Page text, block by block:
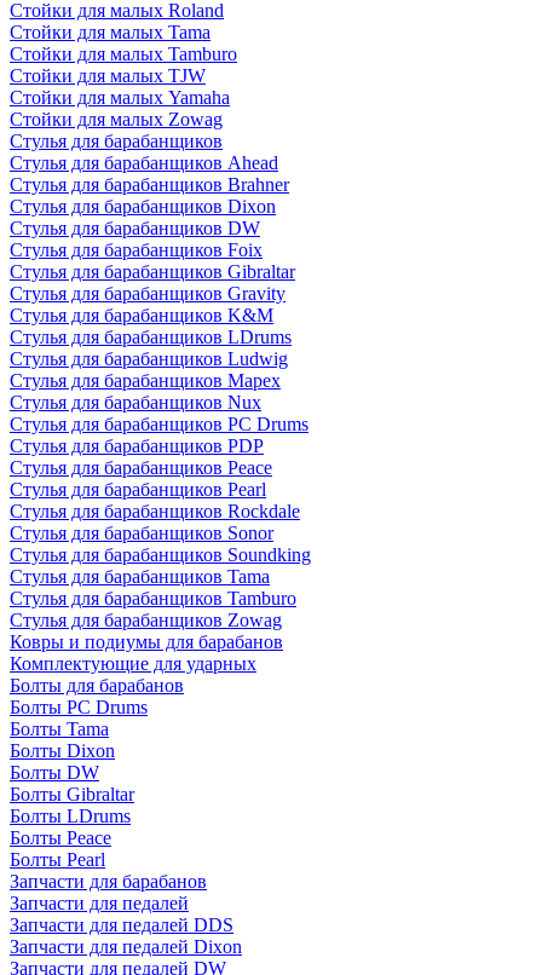
Стойки для малых Roland
Стойки для малых Tama
Стойки для малых Tamburo
Стойки для малых TJW
Стойки для малых Yamaha
Стойки для малых Zowag
Стулья для барабанщиков
Стулья для барабанщиков Ahead
Стулья для барабанщиков Brahner
Стулья для барабанщиков Dixon
Стулья для барабанщиков DW
Стулья для барабанщиков Foix
Стулья для барабанщиков Gibraltar
Стулья для барабанщиков Gravity
Стулья для барабанщиков K&M
Стулья для барабанщиков LDrums
Стулья для барабанщиков Ludwig
Стулья для барабанщиков Mapex
Стулья для барабанщиков Nux
Стулья для барабанщиков PC Drums
Стулья для барабанщиков PDP
Стулья для барабанщиков Peace
Стулья для барабанщиков Pearl
Стулья для барабанщиков Rockdale
Стулья для барабанщиков Sonor
Стулья для барабанщиков Soundking
Стулья для барабанщиков Tama
Стулья для барабанщиков Tamburo
Стулья для барабанщиков Zowag
Ковры и подиумы для барабанов
Комплектующие для ударных
Болты для барабанов
Болты PC Drums
Болты Tama
Болты Dixon
Болты DW
Болты Gibraltar
Болты LDrums
Болты Peace
Болты Pearl
Запчасти для барабанов
Запчасти для педалей
Запчасти для педалей DDS
Запчасти для педалей Dixon
Запчасти для педалей DW